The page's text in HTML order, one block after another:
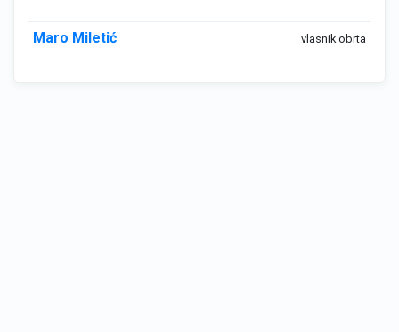
Maro Miletić vlasnik obrta